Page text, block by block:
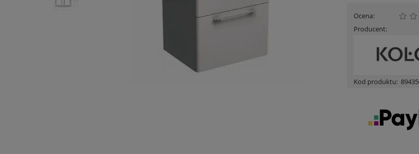
Ocena:
Producent:
Kod produktu: